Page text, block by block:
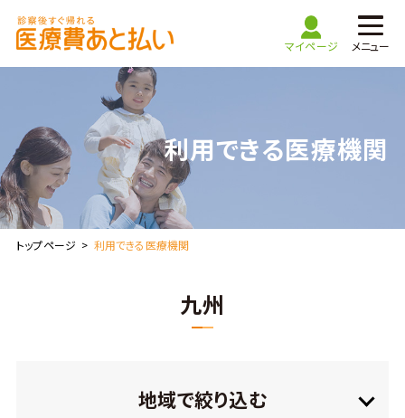
マイページ メニュー
医療機関・
薬局の方はこちら
マイページ
医療費あと払いご利用ガイド
利用できる医療機関
よくある質問
利用できる医療機関
トップページ 利用できる医療機関
九州
地域で絞り込む